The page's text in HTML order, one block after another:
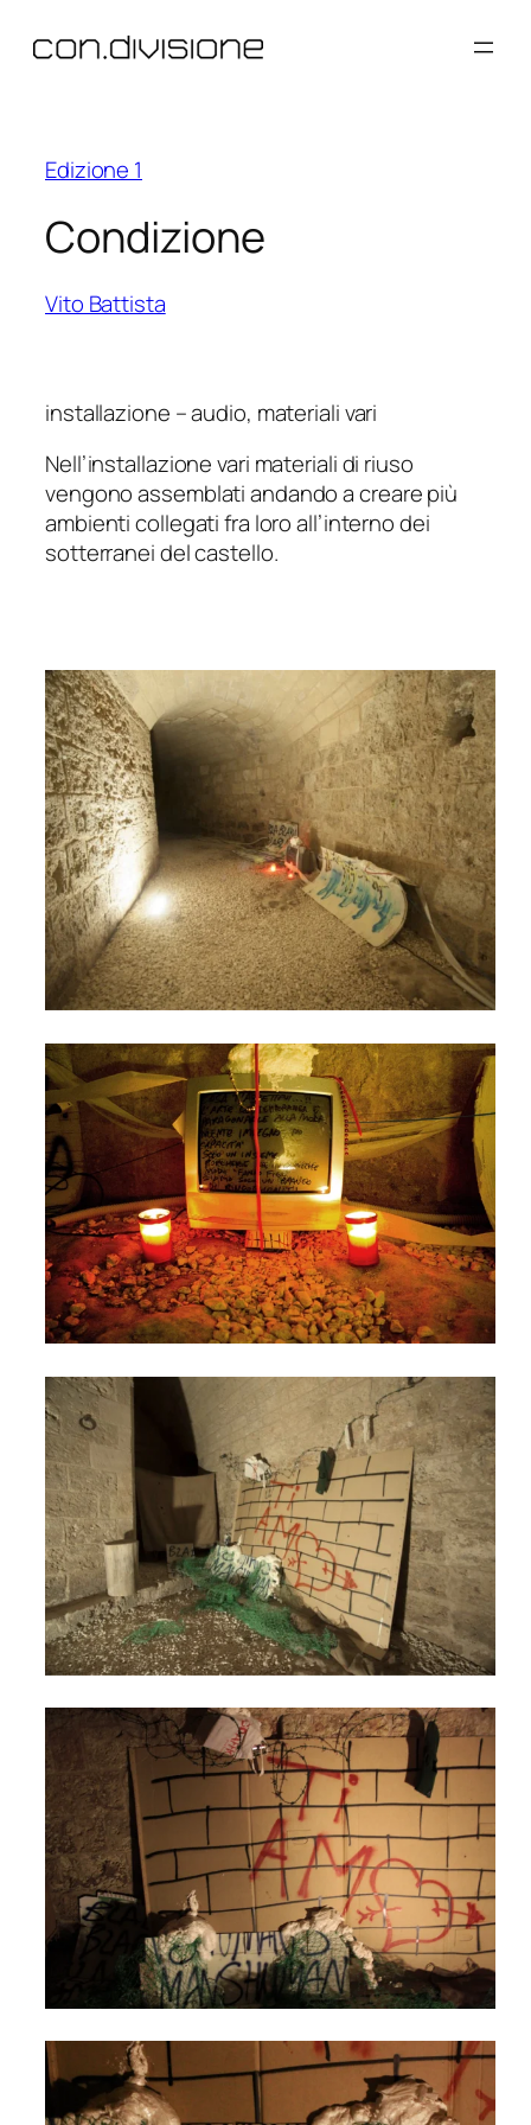
Edizione 1
Condizione
Vito Battista
installazione – audio, materiali vari
Nell’installazione vari materiali di riuso
vengono assemblati andando a creare più
ambienti collegati fra loro all’interno dei
sotterranei del castello.